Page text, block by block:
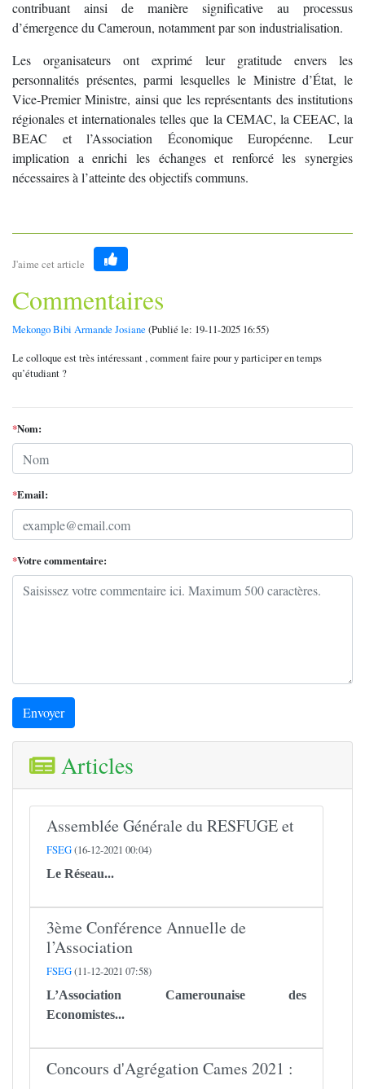
contribuant ainsi de manière significative au processus
d’émergence du Cameroun, notamment par son industrialisation.
Les organisateurs ont exprimé leur gratitude envers les
personnalités présentes, parmi lesquelles le Ministre d’État, le
Vice-Premier Ministre, ainsi que les représentants des institutions
régionales et internationales telles que la CEMAC, la CEEAC, la
BEAC et l’Association Économique Européenne. Leur
implication a enrichi les échanges et renforcé les synergies
nécessaires à l’atteinte des objectifs communs.
J'aime cet article
Like
Commentaires
Mekongo Bibi Armande Josiane (Publié le: 19-11-2025 16:55)
Le colloque est très intéressant , comment faire pour y participer en temps
qu’étudiant ?
*Nom:
*Email:
*Votre commentaire:
Envoyer
Articles
Assemblée Générale du RESFUGE et
FSEG(16-12-2021 00:04)
Le Réseau...
3ème Conférence Annuelle de
l’Association
FSEG(11-12-2021 07:58)
L’Association Camerounaise des
Economistes...
Concours d'Agrégation Cames 2021 :